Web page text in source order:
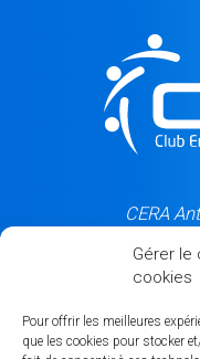
Gérer le
cookies
Pour offrir les meilleures
que les cookies pour stocker
CERA